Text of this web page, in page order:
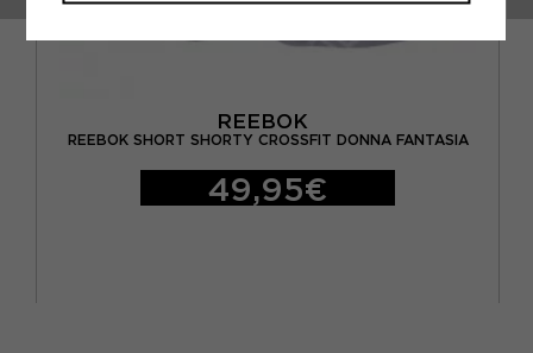
REEBOK
REEBOK SHORT SHORTY CROSSFIT DONNA FANTASIA
49,95€